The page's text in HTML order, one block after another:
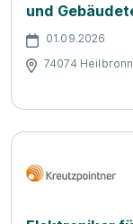
und
01.09.2026
74074 Heilbronn